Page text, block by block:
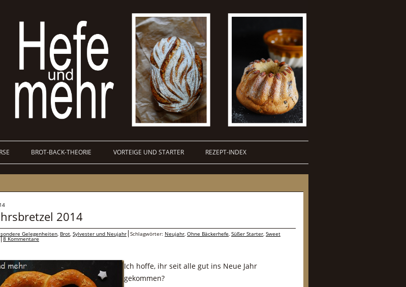
BROT-BACK-THEORIE VORTEIGE UND STARTER REZEPT-INDEX
2014
Gelegenheiten, Brot, Sylvester und Neujahr Schlagwörter: Neujahr, Ohne Bäckerhefe, Süßer Starter, Sweet
8 Kommentare
Ich hoffe, ihr seit alle gut ins Neue Jahr
gekommen?